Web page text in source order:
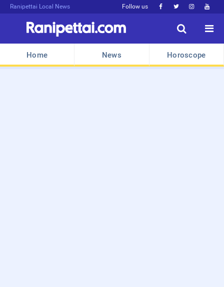
Ranipettai Local News Follow us    


Home News Horoscope